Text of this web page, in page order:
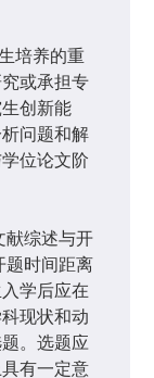
培养的重
或承担专
创新能
问题和解
位论文阶
献综述与开
题时间距离
学后应在
现状和动
。选题应
有一定意